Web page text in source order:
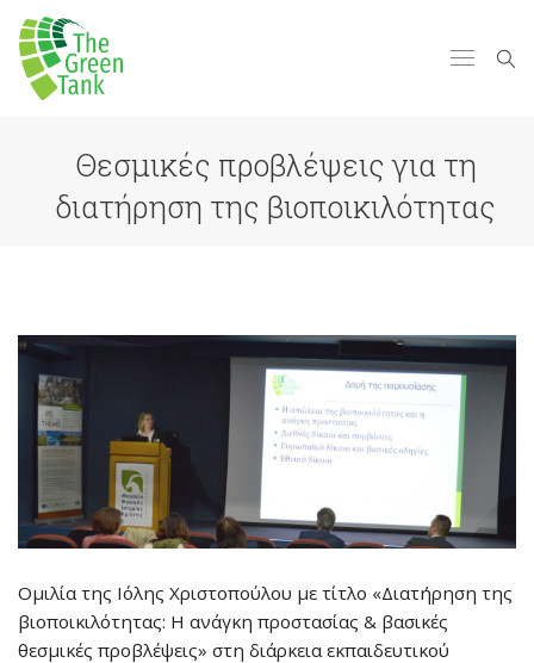
Θεσμικές προβλέψεις για τη
διατήρηση της βιοποικιλότητας
Ομιλία της Ιόλης Χριστοπούλου με τίτλο «Διατήρηση της
βιοποικιλότητας: Η ανάγκη προστασίας & βασικές
θεσμικές προβλέψεις» στη διάρκεια εκπαιδευτικού